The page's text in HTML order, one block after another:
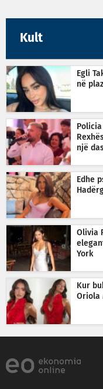
Kult
Egli
në
një
Edhe
Olivia
York
Kur
Oriola